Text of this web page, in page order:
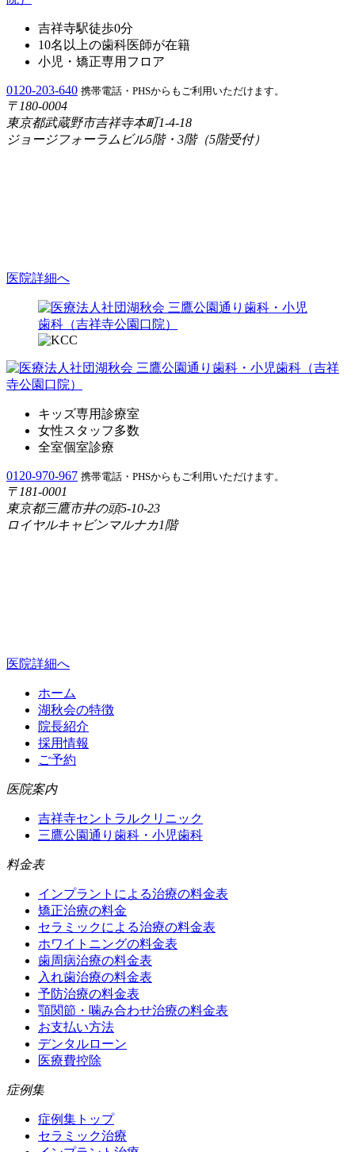
吉祥寺駅徒歩0分
10名以上の歯科医師が在籍
小児・矯正専用フロア
0120-203-640 携帯電話・PHSからもご利用いただけます。
〒180-0004
東京都武蔵野市吉祥寺本町1-4-18
ジョージフォーラムビル5階・3階（5階受付）
医院詳細へ
キッズ専用診療室
女性スタッフ多数
全室個室診療
0120-970-967 携帯電話・PHSからもご利用いただけます。
〒181-0001
東京都三鷹市井の頭5-10-23
ロイヤルキャビンマルナカ1階
医院詳細へ
ホーム
湖秋会の特徴
院長紹介
採用情報
ご予約
医院案内
吉祥寺セントラルクリニック
三鷹公園通り歯科・小児歯科
料金表
インプラントによる治療の料金表
矯正治療の料金
セラミックによる治療の料金表
ホワイトニングの料金表
歯周病治療の料金表
入れ歯治療の料金表
予防治療の料金表
顎関節・噛み合わせ治療の料金表
お支払い方法
デンタルローン
医療費控除
症例集
症例集トップ
セラミック治療